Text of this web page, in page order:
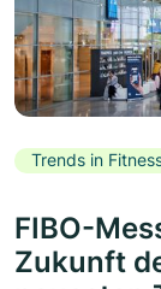
Trends in
FIBO-
Zukunft